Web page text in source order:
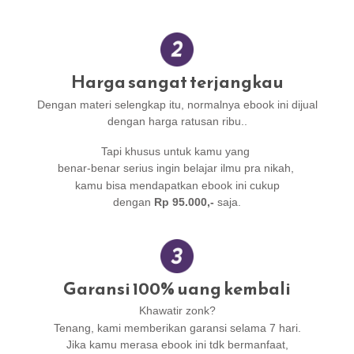
Harga sangat terjangkau
Dengan materi selengkap itu, normalnya ebook ini dijual
dengan harga ratusan ribu..
Tapi khusus untuk kamu yang
benar-benar serius ingin belajar ilmu pra nikah,
kamu bisa mendapatkan ebook ini cukup
dengan Rp 95.000,- saja.
Garansi 100% uang kembali
Khawatir zonk?
Tenang, kami memberikan garansi selama 7 hari.
Jika kamu merasa ebook ini tdk bermanfaat,